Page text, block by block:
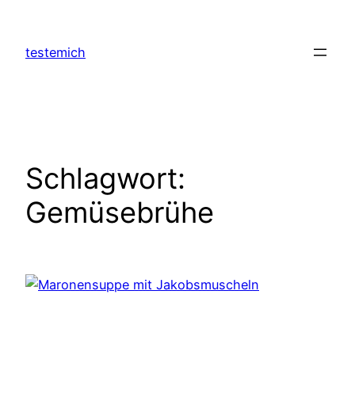
springen
testemich
Schlagwort:
Gemüsebrühe